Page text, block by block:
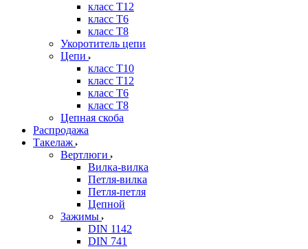
класс Т12
класс Т6
класс Т8
Укоротитель цепи
Цепи
класс Т10
класс Т12
класс Т6
класс Т8
Цепная скоба
Распродажа
Такелаж
Вертлюги
Вилка-вилка
Петля-вилка
Петля-петля
Цепной
Зажимы
DIN 1142
DIN 741